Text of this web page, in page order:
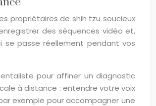
propriétaires de shih tzu soucieux
des séquences vidéo et,
se passe réellement pendant vos
pour affiner un diagnostic
à distance : entendre votre voix
exemple pour accompagner une